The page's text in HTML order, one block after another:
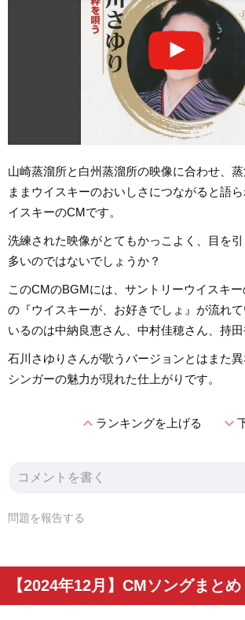
山崎蒸溜所と白州蒸溜所の映像に合わせ、
ままウイスキーのおいしさにつながると語
イスキーのCMです。
洗練された映像がとてもかっこよく、目を
多いのではないでしょうか？
このCMのBGMには、サントリーウイスキ
の『ウイスキーが、お好きでしょ』が流れ
いるのは中納良恵さん、中村佳穂さん、持田
石川さゆりさんが歌うバージョンとはまた
シンガーの魅力が現れた仕上がりです。
expand_lessランキングを上げる expand_more
問題を報告する
【2024年12月】CMソングまとめ